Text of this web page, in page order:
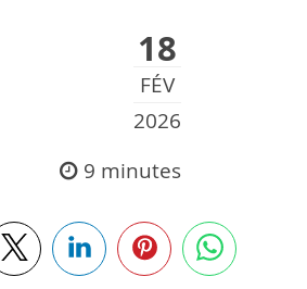
18
FÉV
2026
9 minutes